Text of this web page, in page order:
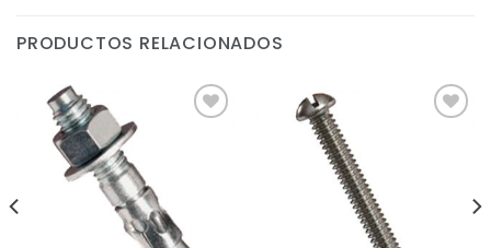
PRODUCTOS RELACIONADOS